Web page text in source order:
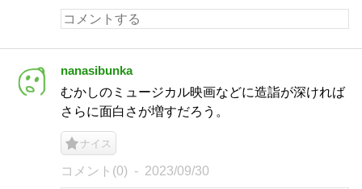
nanasibunka
むかしのミュージカル映画などに造詣が深ければ
さらに面白さが増すだろう。
ナイス
コメント(0) 2023/09/30